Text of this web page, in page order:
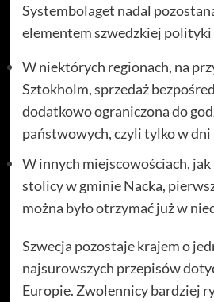
Systembolaget nadal
elementem szwedzkiej
W niektórych regionach, na
Sztokholm, sprzedaż
dodatkowo ograniczona do
państwowych, czyli tylko w dni
W innych miejscowościach,
stolicy w gminie Nacka,
można było otrzymać już w
Szwecja pozostaje krajem o
najsurowszych przepisów
Europie. Zwolennicy bardziej